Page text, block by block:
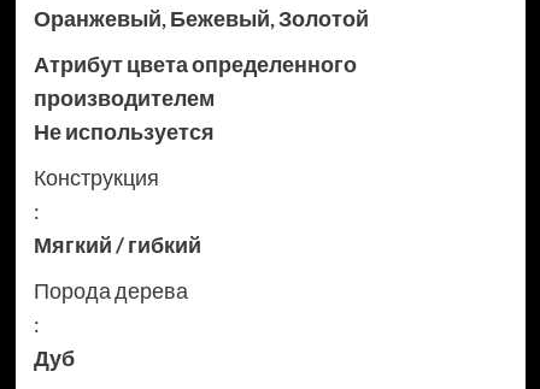
Оранжевый,Бежевый,Золотой
Атрибут цвета определенного
производителем
Не используется
Конструкция
:
Мягкий / гибкий
Порода дерева
:
Дуб